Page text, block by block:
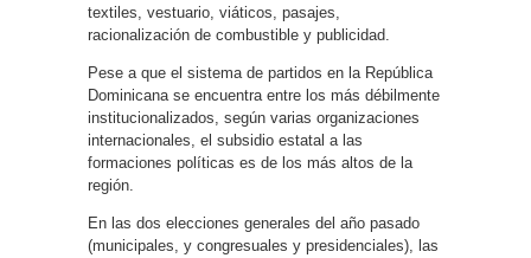
textiles, vestuario, viáticos, pasajes,
racionalización de combustible y publicidad.
Pese a que el sistema de partidos en la República
Dominicana se encuentra entre los más débilmente
institucionalizados, según varias organizaciones
internacionales, el subsidio estatal a las
formaciones políticas es de los más altos de la
región.
En las dos elecciones generales del año pasado
(municipales, y congresuales y presidenciales), las